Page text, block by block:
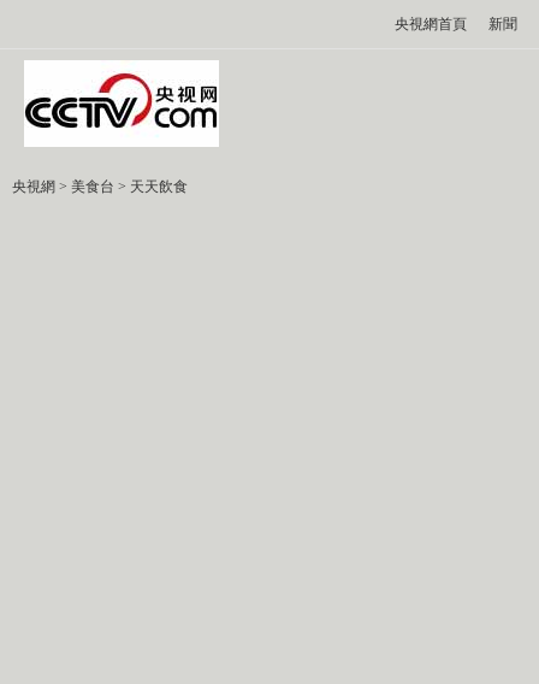
央視網首頁 新聞
央視網 > 美食台 > 天天飲食